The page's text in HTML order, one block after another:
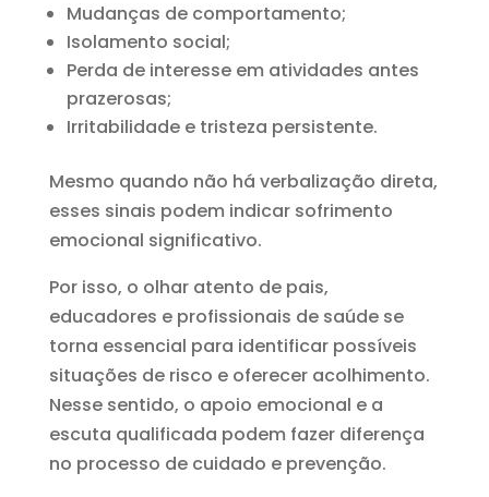
Mudanças de comportamento;
Isolamento social;
Perda de interesse em atividades antes
prazerosas;
Irritabilidade e tristeza persistente.
Mesmo quando não há verbalização direta,
esses sinais podem indicar sofrimento
emocional significativo.
Por isso, o olhar atento de pais,
educadores e profissionais de saúde se
torna essencial para identificar possíveis
situações de risco e oferecer acolhimento.
Nesse sentido, o apoio emocional e a
escuta qualificada podem fazer diferença
no processo de cuidado e prevenção.